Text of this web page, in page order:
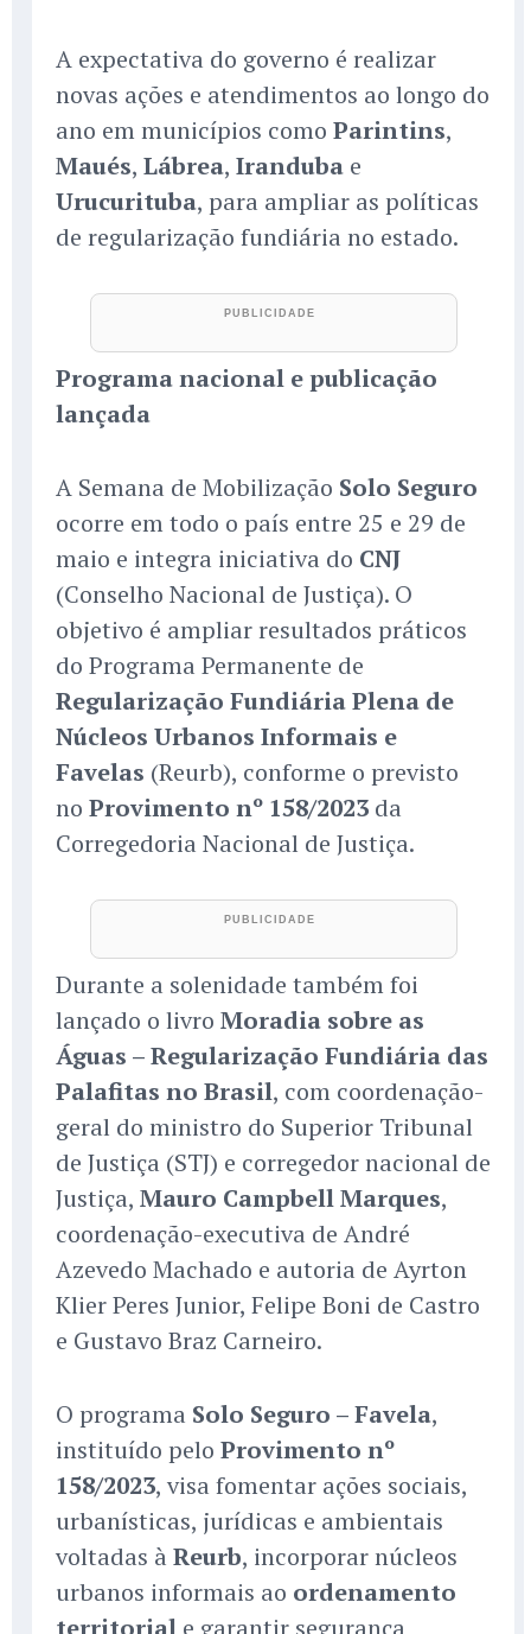
A expectativa do governo é realizar
novas ações e atendimentos ao longo do
ano em municípios como Parintins,
Maués, Lábrea, Iranduba e
Urucurituba, para ampliar as políticas
de regularização fundiária no estado.
Programa nacional e publicação
lançada
A Semana de Mobilização Solo Seguro
ocorre em todo o país entre 25 e 29 de
maio e integra iniciativa do CNJ
(Conselho Nacional de Justiça). O
objetivo é ampliar resultados práticos
do Programa Permanente de
Regularização Fundiária Plena de
Núcleos Urbanos Informais e
Favelas (Reurb), conforme o previsto
no Provimento nº 158/2023 da
Corregedoria Nacional de Justiça.
Durante a solenidade também foi
lançado o livro Moradia sobre as
Águas – Regularização Fundiária das
Palafitas no Brasil, com coordenação-
geral do ministro do Superior Tribunal
de Justiça (STJ) e corregedor nacional de
Justiça, Mauro Campbell Marques,
coordenação-executiva de André
Azevedo Machado e autoria de Ayrton
Klier Peres Junior, Felipe Boni de Castro
e Gustavo Braz Carneiro.
O programa Solo Seguro – Favela,
instituído pelo Provimento nº
158/2023, visa fomentar ações sociais,
urbanísticas, jurídicas e ambientais
voltadas à Reurb, incorporar núcleos
urbanos informais ao ordenamento
territorial e garantir segurança